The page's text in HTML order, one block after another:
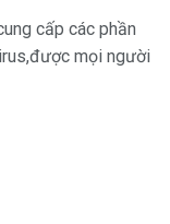
cấp các phần
mọi người